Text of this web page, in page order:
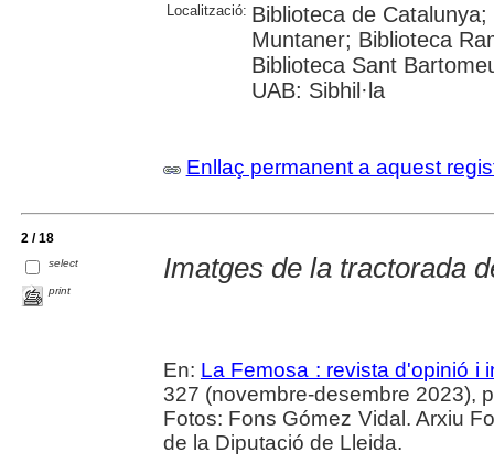
Localització: Biblioteca de
Muntaner; Biblioteca
Biblioteca Sant
UAB: Sibhil·la
Enllaç permanent a aquest
2 / 18
select
print
Imatges de la tractorada
En: La Femosa : revista d'opinió i
327 (novembre-desembre 2023),
Fotos: Fons Gómez Vidal. Arxiu
de la Diputació de Lleida.